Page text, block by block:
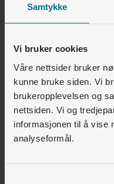
Samtykke
Vi bruker cookies
Våre nettsider bruker
kunne bruke siden. Vi
brukeropplevelsen og
nettsiden. Vi og
informasjonen til å vise
analyseformål.
Ja
0av
Hva inngår i
Hva betyr de